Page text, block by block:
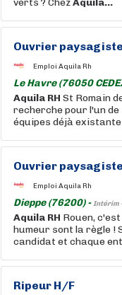
verts ? ChezAquila...
Ouvrier
Emploi Aquila Rh
Le Havre (76050
Aquila RH St Romain
recherche pour l'un
équipes déjà
Ouvrier
Emploi Aquila Rh
Dieppe (76200) -Intérim
Aquila RH Rouen,
humeur sont la règle !
candidat et chaque
Ripeur H/F